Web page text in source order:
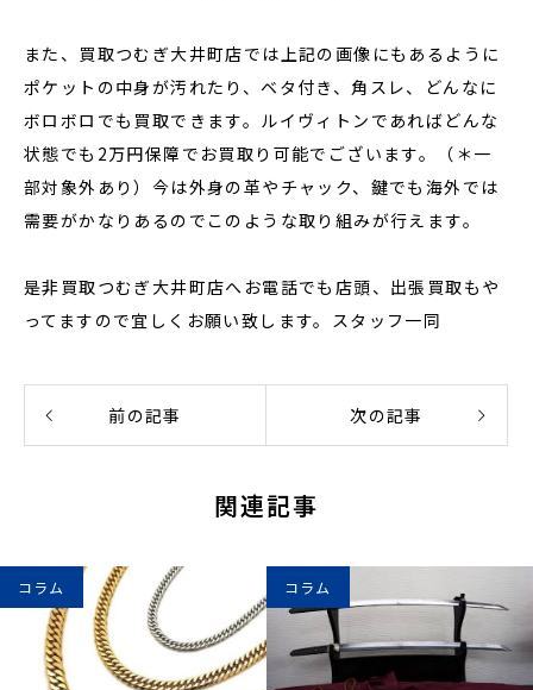
また、買取つむぎ大井町店では上記の画像にもあるように
ポケットの中身が汚れたり、ベタ付き、角スレ、どんなに
ボロボロでも買取できます。ルイヴィトンであればどんな
状態でも2万円保障でお買取り可能でございます。（＊一
部対象外あり）今は外身の革やチャック、鍵でも海外では
需要がかなりあるのでこのような取り組みが行えます。
是非買取つむぎ大井町店へお電話でも店頭、出張買取もや
ってますので宜しくお願い致します。スタッフ一同
前の記事 次の記事
関連記事
コラム コラム